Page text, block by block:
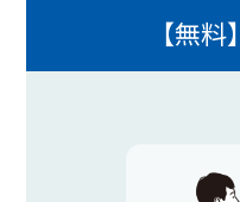
【無